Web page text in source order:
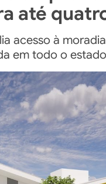
até
acesso à
em todo o estado